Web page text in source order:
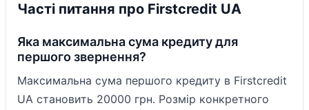
Часті питання про Firstcredit UA
Яка максимальна сума кредиту для
першого звернення?
Максимальна сума першого кредиту в Firstcredit
UA становить 20000 грн. Розмір конкретного